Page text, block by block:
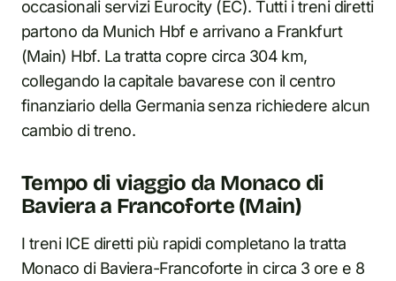
occasionali servizi Eurocity (EC). Tutti i treni diretti
partono da Munich Hbf e arrivano a Frankfurt
(Main) Hbf. La tratta copre circa 304 km,
collegando la capitale bavarese con il centro
finanziario della Germania senza richiedere alcun
cambio di treno.
Tempo di viaggio da Monaco di
Baviera a Francoforte (Main)
I treni ICE diretti più rapidi completano la tratta
Monaco di Baviera-Francoforte in circa 3 ore e 8